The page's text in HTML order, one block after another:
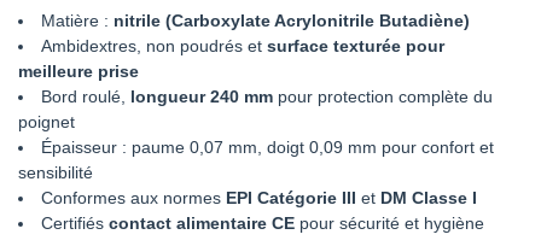
Matière : nitrile (Carboxylate Acrylonitrile Butadiène)
Ambidextres, non poudrés et surface texturée pour
meilleure prise
Bord roulé, longueur 240 mm pour protection complète du
poignet
Épaisseur : paume 0,07 mm, doigt 0,09 mm pour confort et
sensibilité
Conformes aux normes EPI Catégorie III et DM Classe I
Certifiés contact alimentaire CE pour sécurité et hygiène